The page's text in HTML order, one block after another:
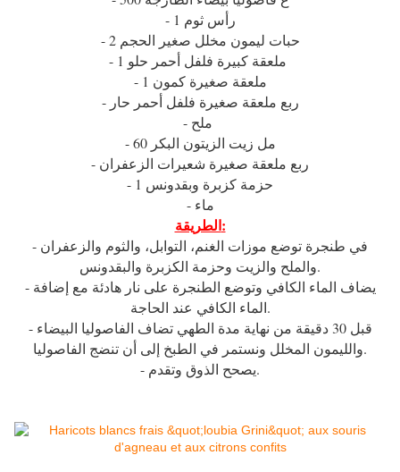
- 1 رأس ثوم
- 2 حبات ليمون مخلل صغير الحجم
- 1 ملعقة صغيرة كمون
- ربع ملعقة صغيرة فلفل أحمر حار
- 60 مل زيت الزيتون البكر
- ربع ملعقة صغيرة شعيرات الزعفران
- 1 حزمة كزبرة وبقدونس
- ماء
الطريقة:
- في طنجرة توضع موزات الغنم، التوابل، والثوم والزعفران
والملح والزيت وحزمة الكزبرة والبقدونس.
- يضاف الماء الكافي وتوضع الطنجرة على نار هادئة مع إضافة
الماء الكافي عند الحاجة.
- قبل 30 دقيقة من نهاية مدة الطهي تضاف الفاصوليا البيضاء
والليمون المخلل ونستمر في الطبخ إلى أن تنضج الفاصوليا.
- يصحح الذوق وتقدم.